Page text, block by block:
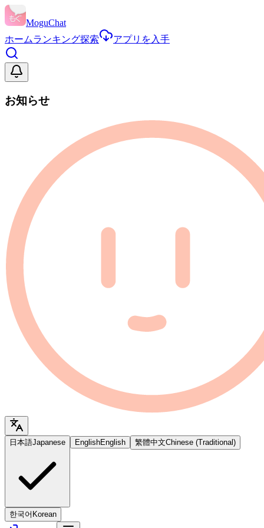
MoguChat
ホームランキング探索 アプリを入手
お知らせ
日本語Japanese EnglishEnglish 繁體中文Chinese (Traditional)
한국어 Korean